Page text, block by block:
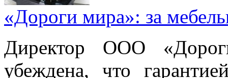
«Дороги мира»: за
Директор ООО
убеждена, что